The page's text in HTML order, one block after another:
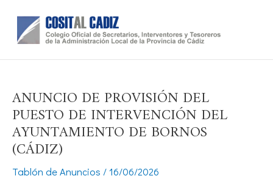
contenido
ANUNCIO DE PROVISIÓN DEL
PUESTO DE INTERVENCIÓN DEL
AYUNTAMIENTO DE BORNOS
(CÁDIZ)
Tablón de Anuncios /16/06/2026